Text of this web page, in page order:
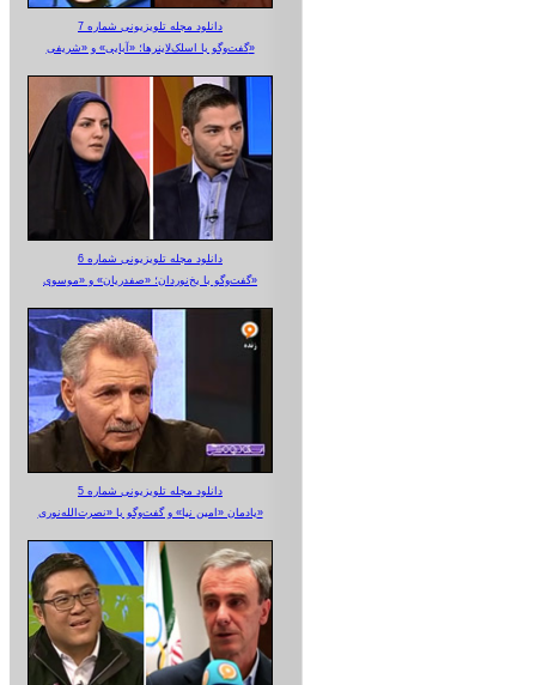
دانلود مجله تلویزیونی شماره 7
گفت‌وگو با اسلک‌لاینرها؛ «آبایی» و «شریفی»
دانلود مجله تلویزیونی شماره 6
گفت‌وگو با یخ‌نوردان؛ «صفدریان» و «موسوی»
دانلود مجله تلویزیونی شماره 5
یادمان «امین نیا» و گفت‌وگو با «نصرت‌الله‌نوری»